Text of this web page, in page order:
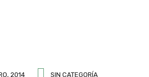
2014 SIN CATEGORÍA